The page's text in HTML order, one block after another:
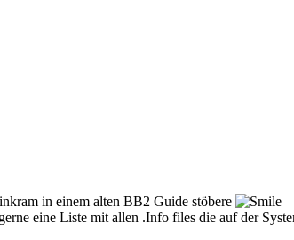
in einem alten BB2 Guide stöbere
eine Liste mit allen .Info files die auf der